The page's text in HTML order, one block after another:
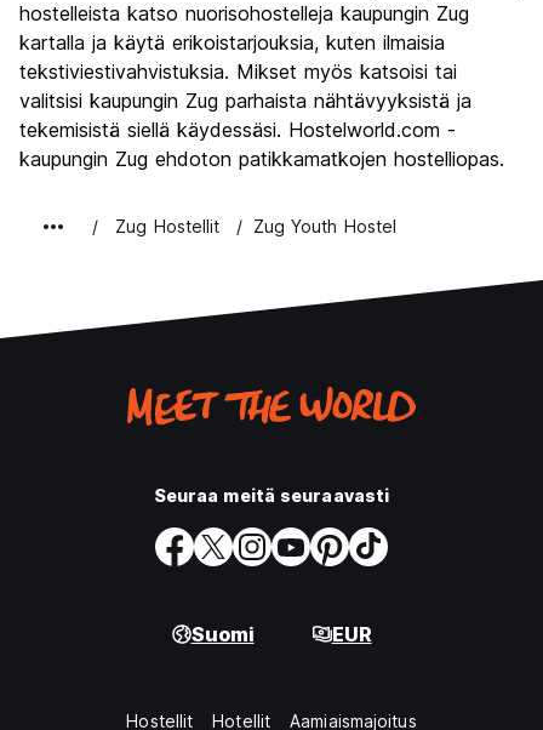
Yöelämä
Rahanarvoinen
hostelleista katso nuorisohostelleja kaupungin Zug
kartalla ja käytä erikoistarjouksia, kuten ilmaisia
tekstiviestivahvistuksia. Mikset myös katsoisi tai
valitsisi kaupungin Zug parhaista nähtävyyksistä ja
tekemisistä siellä käydessäsi. Hostelworld.com -
kaupungin Zug ehdoton patikkamatkojen hostelliopas.
Zug Hostellit Zug Youth Hostel
Seuraa meitä seuraavasti
Suomi EUR
Hostellit Hotellit Aamiaismajoitus